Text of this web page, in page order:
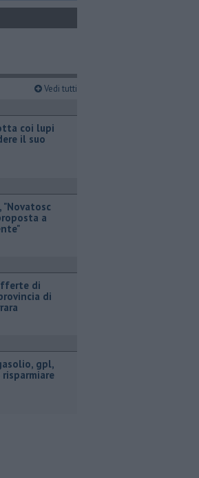
Vedi tutti
coi lupi
il suo
"Novatosc
a
di
di
gpl,
risparmiare